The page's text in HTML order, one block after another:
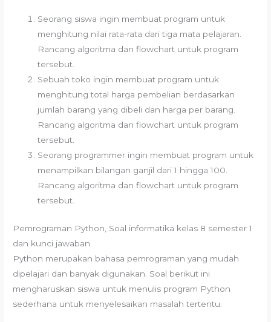
Seorang siswa ingin membuat program untuk
menghitung nilai rata-rata dari tiga mata pelajaran.
Rancang algoritma dan flowchart untuk program
tersebut.
Sebuah toko ingin membuat program untuk
menghitung total harga pembelian berdasarkan
jumlah barang yang dibeli dan harga per barang.
Rancang algoritma dan flowchart untuk program
tersebut.
Seorang programmer ingin membuat program untuk
menampilkan bilangan ganjil dari 1 hingga 100.
Rancang algoritma dan flowchart untuk program
tersebut.
Pemrograman Python, Soal informatika kelas 8 semester 1
dan kunci jawaban
Python merupakan bahasa pemrograman yang mudah
dipelajari dan banyak digunakan. Soal berikut ini
mengharuskan siswa untuk menulis program Python
sederhana untuk menyelesaikan masalah tertentu.